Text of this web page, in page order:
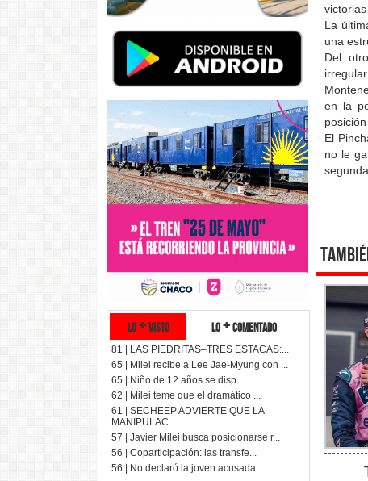
lo + visto lo + comentado
81 | LAS PIEDRITAS–TRES ESTACAS:...
65 | Milei recibe a Lee Jae-Myung con ...
65 | Niño de 12 años se disp...
62 | Milei teme que el dramático ...
61 | SECHEEP ADVIERTE QUE LA
MANIPULAC...
57 | Javier Milei busca posicionarse r...
56 | Coparticipación: las transfe...
56 | No declaró la joven acusada ...
La
una
Del
en la
El
no le